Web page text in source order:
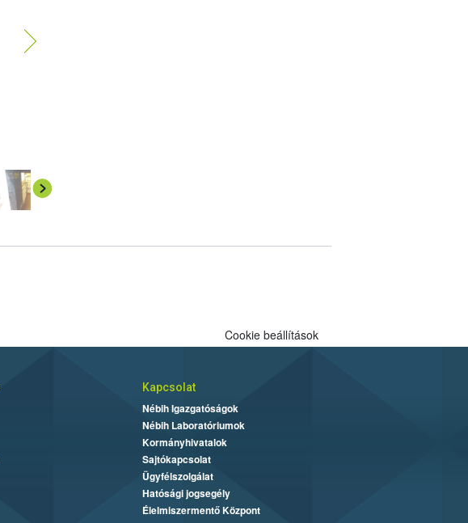
Cookie beállítások
Kapcsolat
Nébih Igazgatóságok
Nébih Laboratóriumok
Kormányhivatalok
Sajtókapcsolat
Ügyfélszolgálat
Hatósági jogsegély
Élelmiszermentő Központ